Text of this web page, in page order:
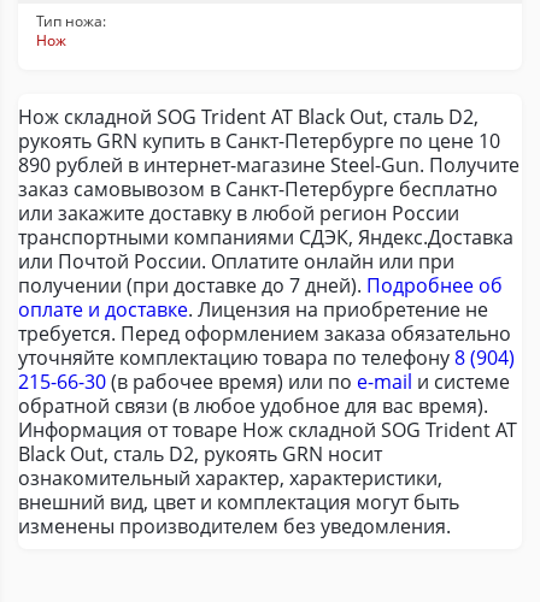
Тип ножа:
Нож
Нож складной SOG Trident AT Black Out, сталь D2,
рукоять GRN купить в Санкт-Петербурге по цене 10
890 рублей в интернет-магазине Steel-Gun. Получите
заказ самовывозом в Санкт-Петербурге бесплатно
или закажите доставку в любой регион России
транспортными компаниями СДЭК, Яндекс.Доставка
или Почтой России. Оплатите онлайн или при
получении (при доставке до 7 дней). Подробнее об
оплате и доставке. Лицензия на приобретение не
требуется. Перед оформлением заказа обязательно
уточняйте комплектацию товара по телефону8 (904)
215-66-30(в рабочее время) или по e-mail и системе
обратной связи (в любое удобное для вас время).
Информация от товаре Нож складной SOG Trident AT
Black Out, сталь D2, рукоять GRN носит
ознакомительный характер, характеристики,
внешний вид, цвет и комплектация могут быть
изменены производителем без уведомления.